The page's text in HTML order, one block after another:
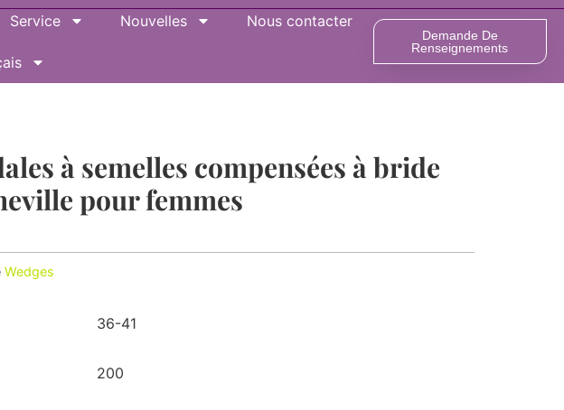
Service Nouvelles Nous contacter
Demande De
Renseignements
à semelles compensées à bride
pour femmes
Wedges
36-41
200